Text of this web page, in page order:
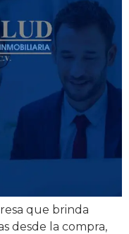
que brinda
desde la compra,